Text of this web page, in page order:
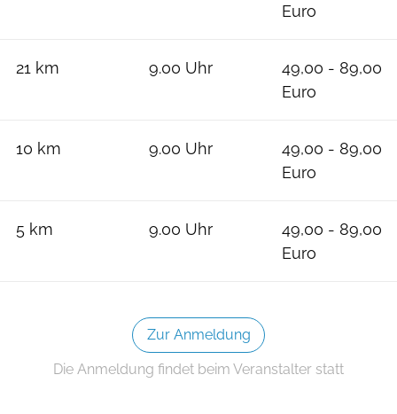
Euro
21 km 9.00 Uhr
49,00 - 89,00
Euro
10 km 9.00 Uhr
49,00 - 89,00
Euro
5 km 9.00 Uhr
49,00 - 89,00
Euro
Zur Anmeldung
Die Anmeldung findet beim Veranstalter statt